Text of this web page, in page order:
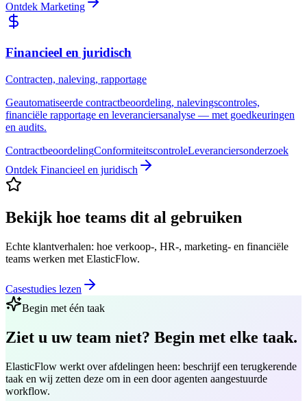
Ontdek Marketing
Financieel en juridisch
Contracten, naleving, rapportage
Geautomatiseerde contractbeoordeling, nalevingscontroles,
financiële rapportage en leveranciersanalyse — met goedkeuringen
en audits.
ContractbeoordelingConformiteitscontroleLeveranciersonderzoek
Ontdek Financieel en juridisch
Bekijk hoe teams dit al gebruiken
Echte klantverhalen: hoe verkoop-, HR-, marketing- en financiële
teams werken met ElasticFlow.
Casestudies lezen
Begin met één taak
Ziet u uw team niet? Begin met elke taak.
ElasticFlow werkt over afdelingen heen: beschrijf een terugkerende
taak en wij zetten deze om in een door agenten aangestuurde
workflow.